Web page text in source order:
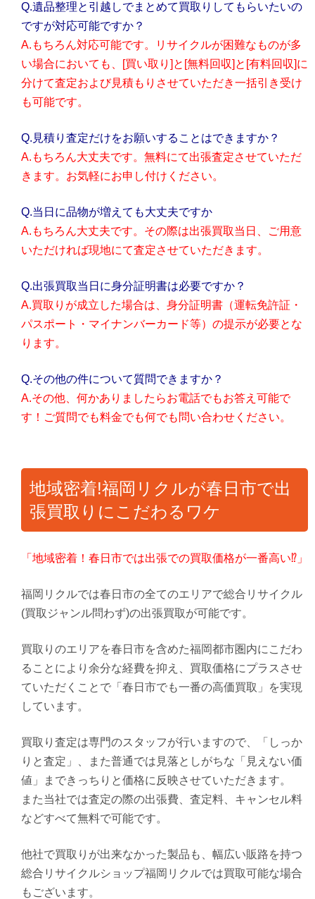
Q.遺品整理と引越しでまとめて買取りしてもらいたいの
ですが対応可能ですか？
A.もちろん対応可能です。リサイクルが困難なものが多
い場合においても、[買い取り]と[無料回収]と[有料回収]に
分けて査定および見積もりさせていただき一括引き受け
も可能です。
Q.見積り査定だけをお願いすることはできますか？
A.もちろん大丈夫です。無料にて出張査定させていただ
きます。お気軽にお申し付けください。
Q.当日に品物が増えても大丈夫ですか
A.もちろん大丈夫です。その際は出張買取当日、ご用意
いただければ現地にて査定させていただきます。
Q.出張買取当日に身分証明書は必要ですか？
A.買取りが成立した場合は、身分証明書（運転免許証・
パスポート・マイナンバーカード等）の提示が必要とな
ります。
Q.その他の件について質問できますか？
A.その他、何かありましたらお電話でもお答え可能で
す！ご質問でも料金でも何でも問い合わせください。
地域密着!福岡リクルが春日市で出
張買取りにこだわるワケ
「地域密着！春日市では出張での買取価格が一番高い⁉」
福岡リクルでは春日市の全てのエリアで総合リサイクル
(買取ジャンル問わず)の出張買取が可能です。
買取りのエリアを春日市を含めた福岡都市圏内にこだわ
ることにより余分な経費を抑え、買取価格にプラスさせ
ていただくことで「春日市でも一番の高価買取」を実現
しています。
買取り査定は専門のスタッフが行いますので、「しっか
りと査定」、また普通では見落としがちな「見えない価
値」まできっちりと価格に反映させていただきます。
また当社では査定の際の出張費、査定料、キャンセル料
などすべて無料で可能です。
他社で買取りが出来なかった製品も、幅広い販路を持つ
総合リサイクルショップ福岡リクルでは買取可能な場合
もございます。